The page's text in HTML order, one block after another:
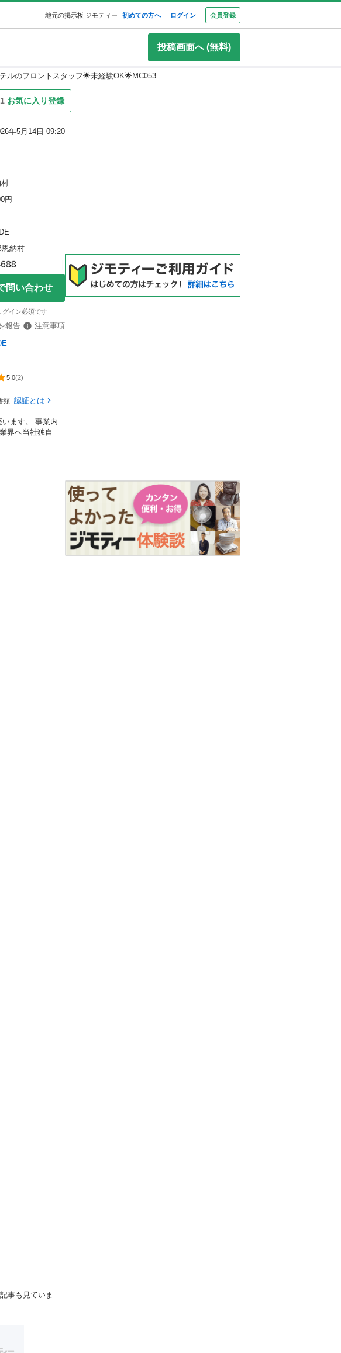
地元の掲示板 ジモティー 初めての方へ ログイン 会員登録
投稿画面へ (無料)
ルのフロントスタッフ🌟未経験OK🌟MC053
1 お気に入り登録
年5月14日 09:20
円
恩納村
問い合わせ
イン必須です
報告
注意事項
5.0(2)
類 認証とは
ます。 事業内
界へ当社独自
事も見ていま